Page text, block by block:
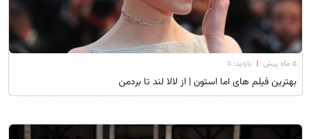
۵ ماه پیش | بازدید: 11
بهترین فیلم های اما استون | از لالا لند تا بردمن